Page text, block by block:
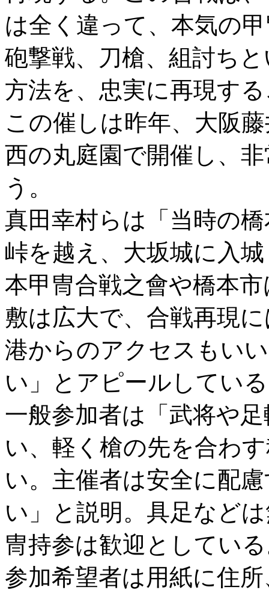
は全く違って、本気の
砲撃戦、刀槍、組討ち
方法を、忠実に再現す
この催しは昨年、大阪
西の丸庭園で開催し、
う。
真田幸村らは「当時の
峠を越え、大坂城に入
本甲冑合戦之會や橋本
敷は広大で、合戦再現
港からのアクセスもい
い」とアピールしてい
一般参加者は「武将や
い、軽く槍の先を合わ
い。主催者は安全に配
い」と説明。具足など
冑持参は歓迎としてい
参加希望者は用紙に住